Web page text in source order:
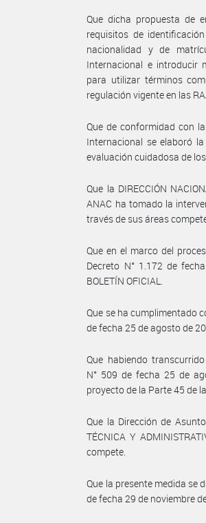
Que dicha propuesta de
requisitos de
nacionalidad y de
Internacional e introducir
para utilizar términos
regulación vigente en las
Que de conformidad con
Internacional se elaboró
evaluación cuidadosa de
Que la DIRECCIÓN
ANAC ha tomado la
través de sus áreas
Que en el marco del
Decreto N° 1.172 de
BOLETÍN OFICIAL.
Que se ha cumplimentado
de fecha 25 de agosto de
Que habiendo
N° 509 de fecha 25 de
proyecto de la Parte 45 de
Que la Dirección de
TÉCNICA Y
compete.
Que la presente medida se
de fecha 29 de noviembre